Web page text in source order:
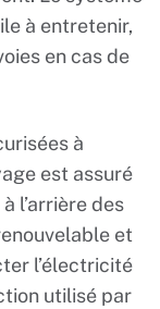
à entretenir,
en cas de
à
est assuré
l’arrière des
et
l’électricité
utilisé par